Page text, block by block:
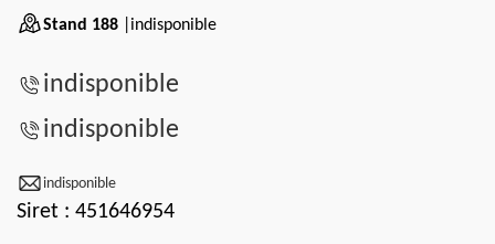
Stand 188 |indisponible
indisponible
indisponible
indisponible
Siret : 451646954